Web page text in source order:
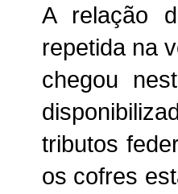
A relação
repetida na
chegou
tributos
os cofres